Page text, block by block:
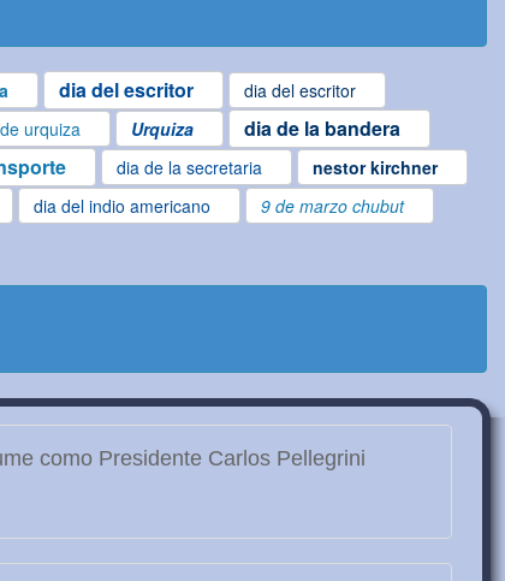
dia del escritor
dia del escritor
urquiza Urquiza dia de la bandera
dia de la secretaria
nestor kirchner
dia del indio americano
9 de marzo chubut
como Presidente Carlos Pellegrini